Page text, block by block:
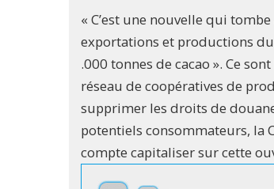
« C’est une nouvelle qui
exportations et productions du
.000 tonnes de cacao ». Ce
réseau de coopératives de
supprimer les droits de
potentiels consommateurs, la
compte capitaliser sur cette